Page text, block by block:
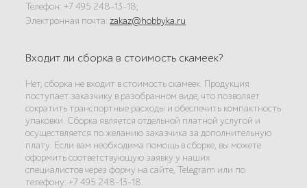
Телефон: +7 495 248-13-18;
Электронная почта:zakaz@hobbyka.ru
Входит ли сборка в стоимость скамеек?
Нет, сборка не входит в стоимость скамеек. Продукция
поступает заказчику в разобранном виде, что позволяет
сократить транспортные расходы и обеспечить компактность
упаковки. Сборка является отдельной платной услугой и
осуществляется по желанию заказчика за дополнительную
плату. Если вам необходима помощь в сборке, вы можете
оформить соответствующую заявку у наших
специалистов через форму на сайте, Telegram или по
телефону: +7 495 248-13-18.